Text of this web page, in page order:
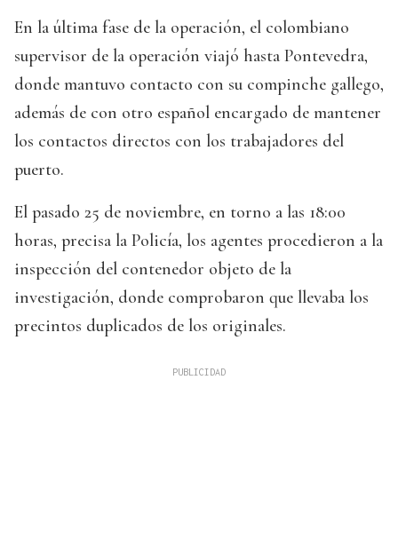
En la última fase de la operación, el colombiano
supervisor de la operación viajó hasta Pontevedra,
donde mantuvo contacto con su compinche gallego,
además de con otro español encargado de mantener
los contactos directos con los trabajadores del
puerto.
El pasado 25 de noviembre, en torno a las 18:00
horas, precisa la Policía, los agentes procedieron a la
inspección del contenedor objeto de la
investigación, donde comprobaron que llevaba los
precintos duplicados de los originales.